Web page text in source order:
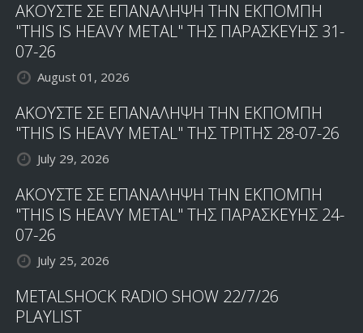
ΑΚΟΥΣΤΕ ΣΕ ΕΠΑΝΑΛΗΨΗ ΤΗΝ ΕΚΠΟΜΠΗ
"THIS IS HEAVY METAL" ΤΗΣ ΠΑΡΑΣΚΕΥΗΣ 31-
07-26
August 01, 2026
ΑΚΟΥΣΤΕ ΣΕ ΕΠΑΝΑΛΗΨΗ ΤΗΝ ΕΚΠΟΜΠΗ
"THIS IS HEAVY METAL" ΤΗΣ ΤΡΙΤΗΣ 28-07-26
July 29, 2026
ΑΚΟΥΣΤΕ ΣΕ ΕΠΑΝΑΛΗΨΗ ΤΗΝ ΕΚΠΟΜΠΗ
"THIS IS HEAVY METAL" ΤΗΣ ΠΑΡΑΣΚΕΥΗΣ 24-
07-26
July 25, 2026
METALSHOCK RADIO SHOW 22/7/26
PLAYLIST